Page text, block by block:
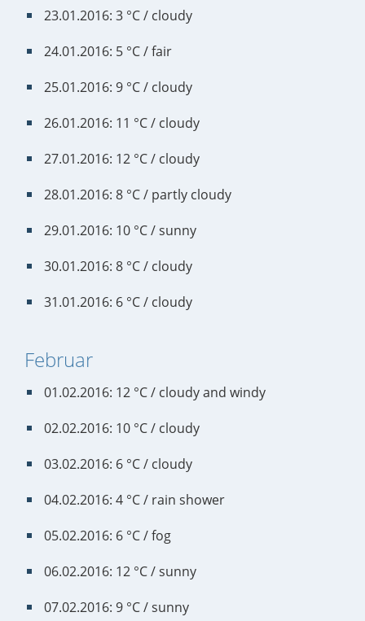
23.01.2016: 3 °C / cloudy
24.01.2016: 5 °C / fair
25.01.2016: 9 °C / cloudy
26.01.2016: 11 °C / cloudy
27.01.2016: 12 °C / cloudy
28.01.2016: 8 °C / partly cloudy
29.01.2016: 10 °C / sunny
30.01.2016: 8 °C / cloudy
31.01.2016: 6 °C / cloudy
Februar
01.02.2016: 12 °C / cloudy and windy
02.02.2016: 10 °C / cloudy
03.02.2016: 6 °C / cloudy
04.02.2016: 4 °C / rain shower
05.02.2016: 6 °C / fog
06.02.2016: 12 °C / sunny
07.02.2016: 9 °C / sunny